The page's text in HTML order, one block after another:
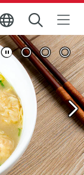
查看原图